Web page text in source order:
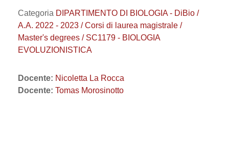
Categoria DIPARTIMENTO DI BIOLOGIA - DiBio /
A.A. 2022 - 2023 / Corsi di laurea magistrale /
Master's degrees / SC1179 - BIOLOGIA
EVOLUZIONISTICA
Docente: Nicoletta La Rocca
Docente: Tomas Morosinotto